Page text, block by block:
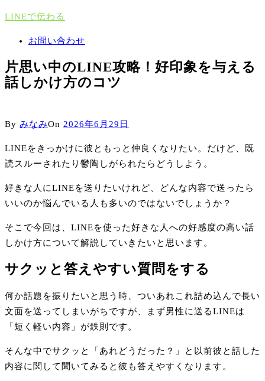
Skip
content
LINEで伝わる
お問い合わせ
片思い中のLINE攻略！好印象を与える
話しかけ方のコツ
By みなみOn 2026年6月29日
LINEをきっかけに彼ともっと仲良くなりたい。だけど、既
読スルーされたり鬱陶しがられたらどうしよう。
好きな人にLINEを送りたいけれど、どんな内容で送ったら
いいのか悩んでいる人も多いのではないでしょうか？
そこで今回は、LINEを使った好きな人への好感度の高い話
しかけ方について解説していきたいと思います。
サクッと答えやすい質問をする
何か話題を振りたいと思う時、ついあれこれ詰め込んで長い
文面を送ってしまいがちですが、まず男性に送るLINEは
「短く軽い内容」が鉄則です。
そんな中でサクッと「あれどうだった？」と以前彼と話した
内容に関して聞いてみると彼も答えやすくなります。